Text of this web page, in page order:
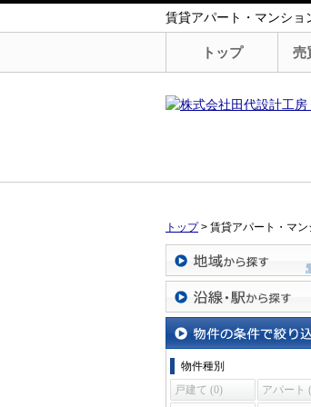
賃貸アパート・マンシ
トップ 売
トップ> 賃貸アパート・マ
地域から探す
沿線・駅から探す
物件の条件で絞り込む
物件種別
戸建て (0)
アパート